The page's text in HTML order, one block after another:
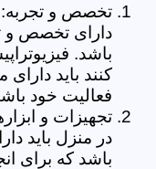
تخصص و تجربه:
دارای تخصص و
باشد.
کنند باید
فعالیت خود
تجهیزات و
در منزل باید
باشد که برای